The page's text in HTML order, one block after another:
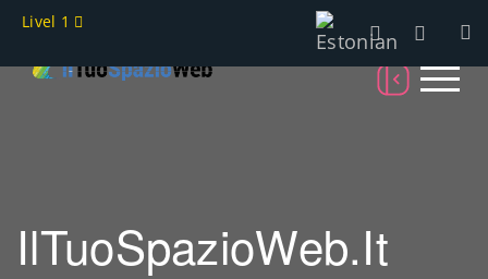
Livel 1
IlTuoSpazioWeb.it